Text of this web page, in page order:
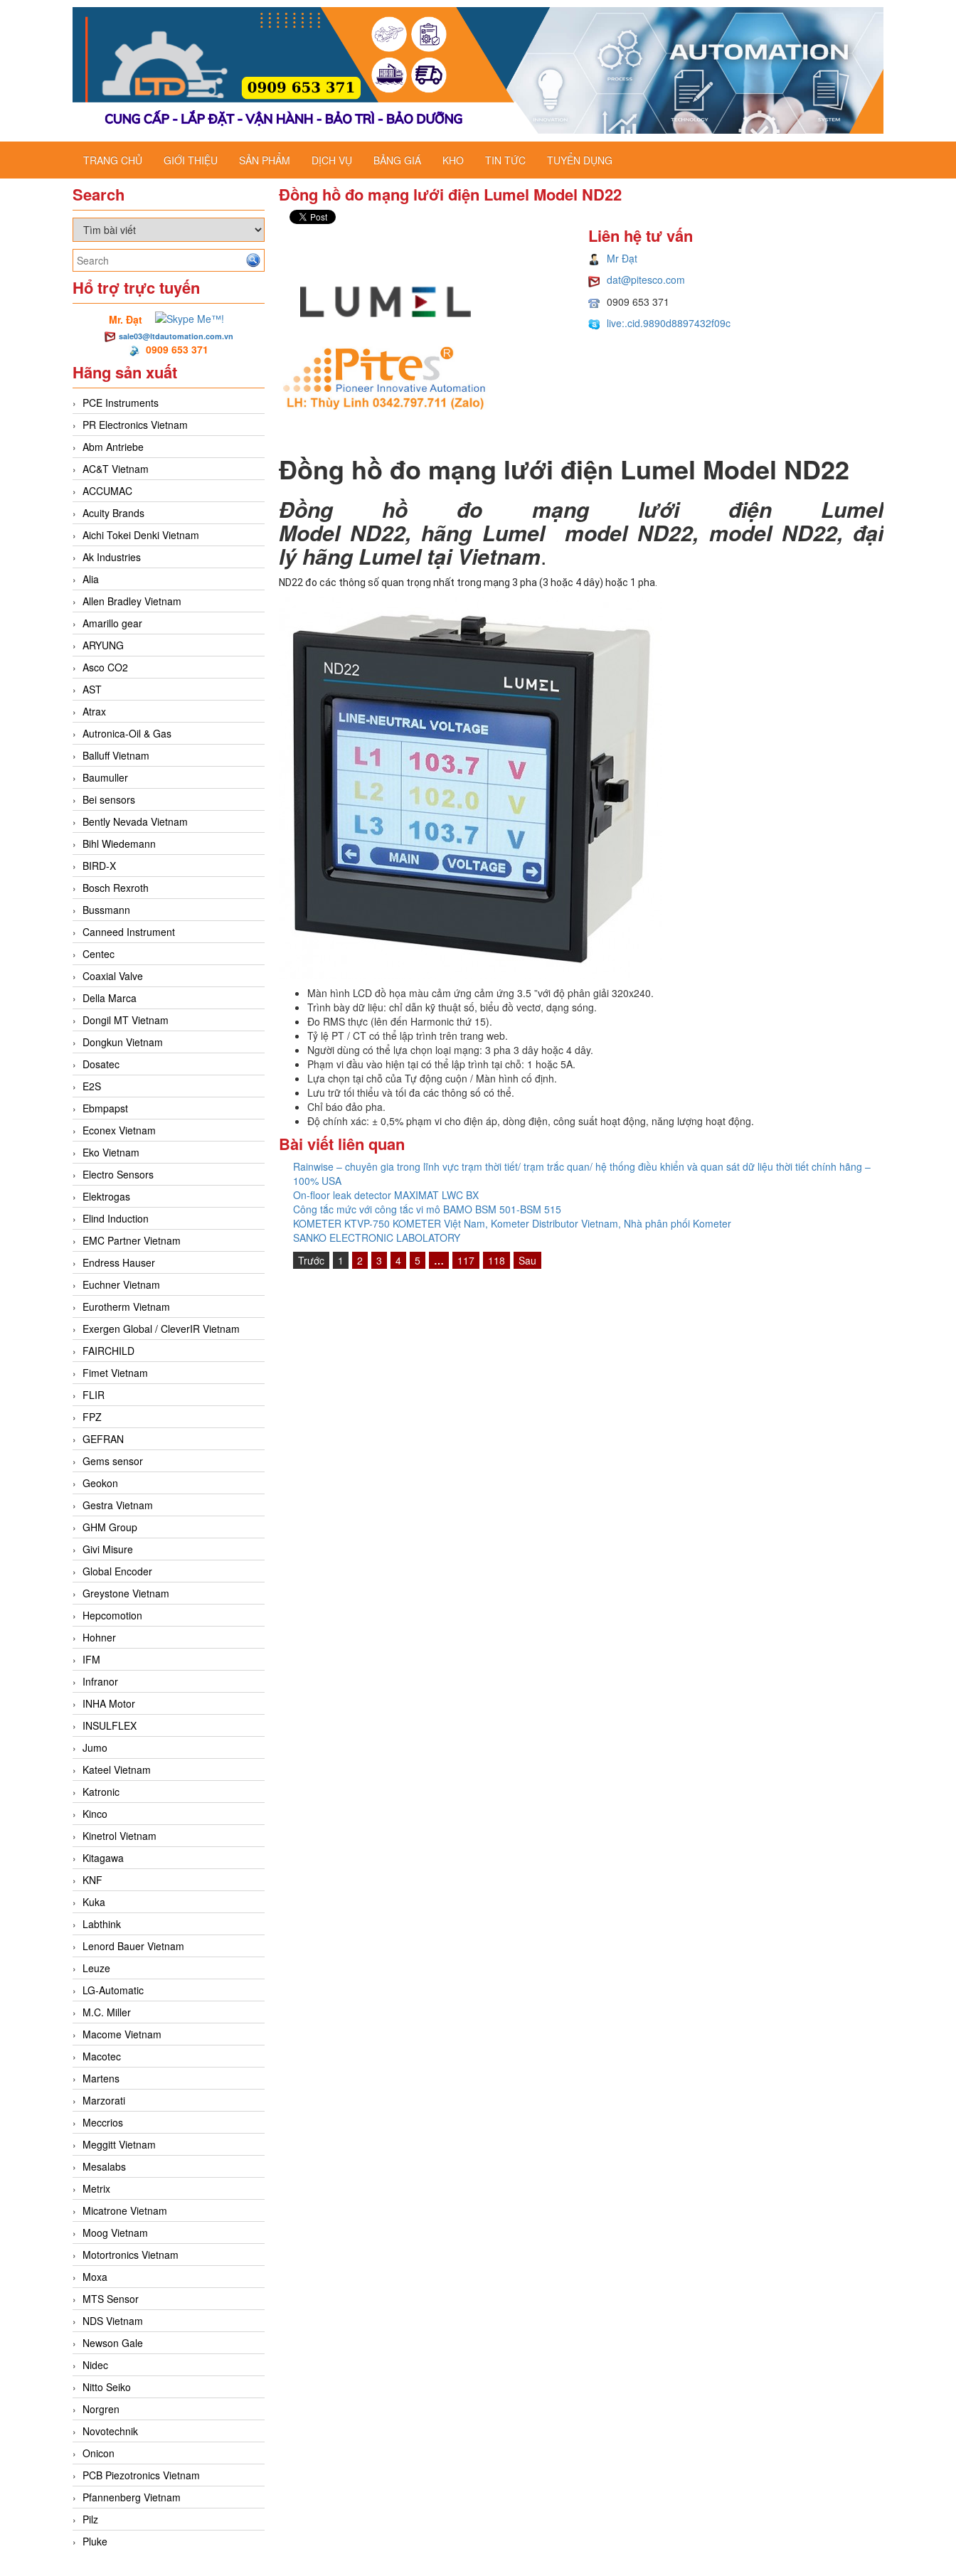
TRANG CHỦ GIỚI THIỆU SẢN PHẨM DỊCH VỤ BẢNG GIÁ KHO TIN TỨC TUYỂN DỤNG
Search
Hổ trợ trực tuyến
Mr. Đạt
sale03@ltdautomation.com.vn
0909 653 371
Hãng sản xuất
PCE Instruments
PR Electronics Vietnam
Abm Antriebe
AC&T Vietnam
ACCUMAC
Acuity Brands
Aichi Tokei Denki Vietnam
Ak Industries
Alia
Allen Bradley Vietnam
Amarillo gear
ARYUNG
Asco CO2
AST
Atrax
Autronica-Oil & Gas
Balluff Vietnam
Baumuller
Bei sensors
Bently Nevada Vietnam
Bihl Wiedemann
BIRD-X
Bosch Rexroth
Bussmann
Canneed Instrument
Centec
Coaxial Valve
Della Marca
Dongil MT Vietnam
Dongkun Vietnam
Dosatec
E2S
Ebmpapst
Econex Vietnam
Eko Vietnam
Electro Sensors
Elektrogas
Elind Induction
EMC Partner Vietnam
Endress Hauser
Euchner Vietnam
Eurotherm Vietnam
Exergen Global / CleverIR Vietnam
FAIRCHILD
Fimet Vietnam
FLIR
FPZ
GEFRAN
Gems sensor
Geokon
Gestra Vietnam
GHM Group
Givi Misure
Global Encoder
Greystone Vietnam
Hepcomotion
Hohner
IFM
Infranor
INHA Motor
INSULFLEX
Jumo
Kateel Vietnam
Katronic
Kinco
Kinetrol Vietnam
Kitagawa
KNF
Kuka
Labthink
Lenord Bauer Vietnam
Leuze
LG-Automatic
M.C. Miller
Macome Vietnam
Macotec
Martens
Marzorati
Meccrios
Meggitt Vietnam
Mesalabs
Metrix
Micatrone Vietnam
Moog Vietnam
Motortronics Vietnam
Moxa
MTS Sensor
NDS Vietnam
Newson Gale
Nidec
Nitto Seiko
Norgren
Novotechnik
Onicon
PCB Piezotronics Vietnam
Pfannenberg Vietnam
Pilz
Pluke
Đồng hồ đo mạng lưới điện Lumel Model ND22
Liên hệ tư vấn
Mr Đạt
dat@pitesco.com
0909 653 371
live:.cid.9890d8897432f09c
Đồng hồ đo mạng lưới điện Lumel Model ND22
Đồng hồ đo mạng lưới điện Lumel
Model ND22, hãng Lumel model ND22, model ND22, đại
lý hãng Lumel tại Vietnam.
ND22 đo các thông số quan trọng nhất trong mạng 3 pha (3 hoặc 4 dây) hoặc 1 pha.
Màn hình LCD đồ họa màu cảm ứng cảm ứng 3.5 ”với độ phân giải 320x240.
Trình bày dữ liệu: chỉ dẫn kỹ thuật số, biểu đồ vectơ, dạng sóng.
Đo RMS thực (lên đến Harmonic thứ 15).
Tỷ lệ PT / CT có thể lập trình trên trang web.
Người dùng có thể lựa chọn loại mạng: 3 pha 3 dây hoặc 4 dây.
Phạm vi đầu vào hiện tại có thể lập trình tại chỗ: 1 hoặc 5A.
Lựa chọn tại chỗ của Tự động cuộn / Màn hình cố định.
Lưu trữ tối thiểu và tối đa các thông số có thể.
Chỉ báo đảo pha.
Độ chính xác: ± 0,5% phạm vi cho điện áp, dòng điện, công suất hoạt động, năng lượng hoạt động.
Bài viết liên quan
Rainwise – chuyên gia trong lĩnh vực trạm thời tiết/ trạm trắc quan/ hệ thống điều khiển và quan sát dữ liệu thời tiết chính hãng –
100% USA
On-floor leak detector MAXIMAT LWC BX
Công tắc mức với công tắc vi mô BAMO BSM 501-BSM 515
KOMETER KTVP-750 KOMETER Việt Nam, Kometer Distributor Vietnam, Nhà phân phối Kometer
SANKO ELECTRONIC LABOLATORY
Trước
1 2 3 4 5 … 117 118 Sau